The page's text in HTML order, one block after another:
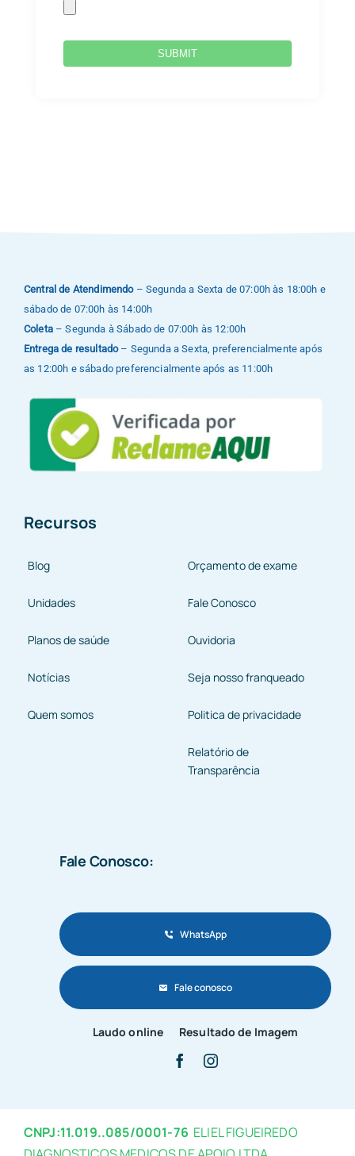
SUBMIT
Central de Atendimendo– Segunda a Sexta de 07:00h às 18:00h e
sábado de 07:00h às 14:00h
Coleta– Segunda à Sábado de 07:00h às 12:00h
Entrega de resultado– Segunda a Sexta, preferencialmente após
as 12:00h e sábado preferencialmente após as 11:00h
Recursos
Blog
Unidades
Planos de saúde
Notícias
Quem somos
Orçamento de exame
Fale Conosco
Ouvidoria
Seja nosso franqueado
Politica de privacidade
Relatório de
Transparência
Fale Conosco:
WhatsApp
Fale conosco
Laudo online Resultado de Imagem
CNPJ:11.019..085/0001-76 ELIEL FIGUEIREDO